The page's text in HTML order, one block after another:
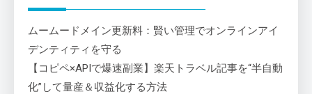
ムームードメイン更新料：賢い管理でオンラインアイ
デンティティを守る
【コピペ×APIで爆速副業】楽天トラベル記事を“半自動
化”して量産＆収益化する方法